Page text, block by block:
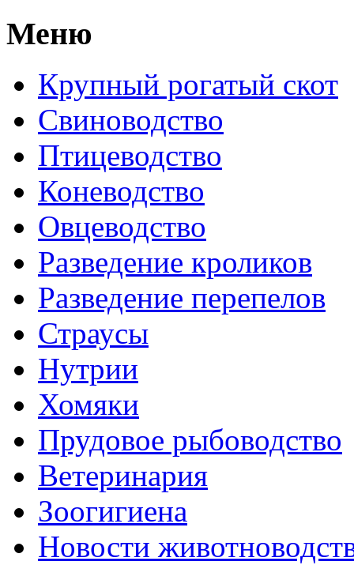
Меню
Крупный рогатый скот
Свиноводство
Птицеводство
Коневодство
Овцеводство
Разведение кроликов
Разведение перепелов
Страусы
Нутрии
Хомяки
Прудовое рыбоводство
Ветеринария
Зоогигиена
Новости